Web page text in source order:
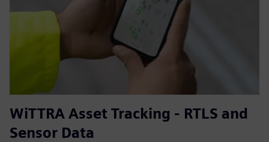
WiTTRA Asset Tracking - RTLS and
Sensor Data